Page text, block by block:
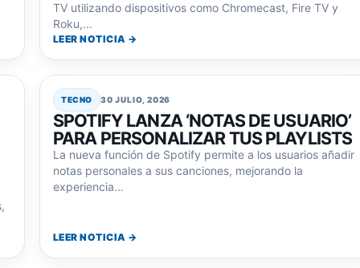
TV utilizando dispositivos como Chromecast, Fire TV y
Roku,...
LEER NOTICIA →
TECNO 30 JULIO, 2026
SPOTIFY LANZA ‘NOTAS DE USUARIO’
PARA PERSONALIZAR TUS PLAYLISTS
La nueva función de Spotify permite a los usuarios añadir
notas personales a sus canciones, mejorando la
experiencia...
LEER NOTICIA →